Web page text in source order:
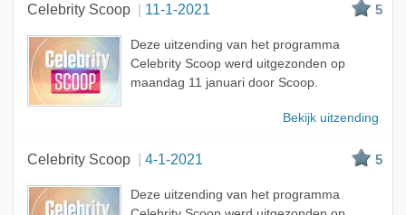
Celebrity Scoop 11-1-2021 5
Deze uitzending van het programma
Celebrity Scoop werd uitgezonden op
maandag 11 januari door Scoop.
Bekijk uitzending
Celebrity Scoop 4-1-2021 5
Deze uitzending van het programma